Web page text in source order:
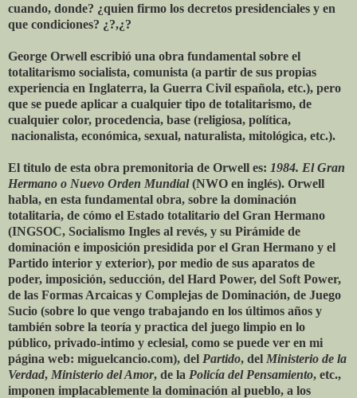
cuando, donde? ¿quien firmo los decretos presidenciales y en
que condiciones? ¿?,¿?
George Orwell escribió una obra fundamental sobre el
totalitarismo socialista, comunista (a partir de sus propias
experiencia en Inglaterra, la Guerra Civil española, etc.), pero
que se puede aplicar a cualquier tipo de totalitarismo, de
cualquier color, procedencia, base (religiosa, política,
nacionalista, económica, sexual, naturalista, mitológica, etc.).
El titulo de esta obra premonitoria de Orwell es: 1984. El Gran
Hermano o Nuevo Orden Mundial(NWO en inglés). Orwell
habla, en esta fundamental obra, sobre la dominación
totalitaria, de cómo el Estado totalitario del Gran Hermano
(INGSOC, Socialismo Ingles al revés, y su Pirámide de
dominación e imposición presidida por el Gran Hermano y el
Partido interior y exterior), por medio de sus aparatos de
poder, imposición, seducción, del Hard Power, del Soft Power,
de las Formas Arcaicas y Complejas de Dominación, de Juego
Sucio (sobre lo que vengo trabajando en los últimos años y
también sobre la teoría y practica del juego limpio en lo
público, privado-intimo y eclesial, como se puede ver en mi
página web: miguelcancio.com), del Partido, del Ministerio de la
Verdad, Ministerio del Amor, de la Policía del Pensamiento, etc.,
imponen implacablemente la dominación al pueblo, a los